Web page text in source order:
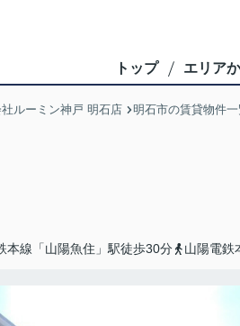
トップ エリア
ルーミン神戸 明石店 明石市の賃貸物件一
本線「山陽魚住」駅徒歩30分 山陽電鉄